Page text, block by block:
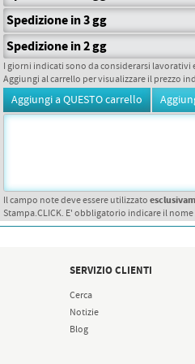
Spedizione in 3 gg
Spedizione in 2 gg
I giorni indicati sono da considerarsi
Aggiungi al carrello per visualizzare il prezzo
Il campo note deve essere utilizzato
Stampa.CLICK. E' obbligatorio indicare il
SERVIZIO CLIENTI
Cerca
Notizie
Blog